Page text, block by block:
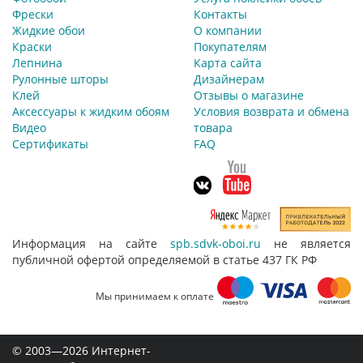
Черные
Синие
Зеленые
Красные
Бежевые
Фиолетовые
Фрески
Жидкие обои
Краски
Лепнина
Рулонные шторы
Клей
Аксессуары к жидким обоям
Видео
Сертификаты
Контакты
О компании
Покупателям
Карта сайта
Дизайнерам
Отзывы о магазине
Условия возврата и обмена
товара
FAQ
Информация на сайте spb.sdvk-oboi.ru не является
публичной офертой определяемой в статье 437 ГК РФ
Мы принимаем к оплате
© 2003—2026 Интернет-